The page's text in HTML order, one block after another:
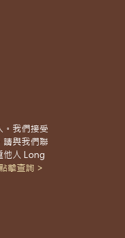
。我們接受
請與我們聯
他人 Long
點擊查詢 >